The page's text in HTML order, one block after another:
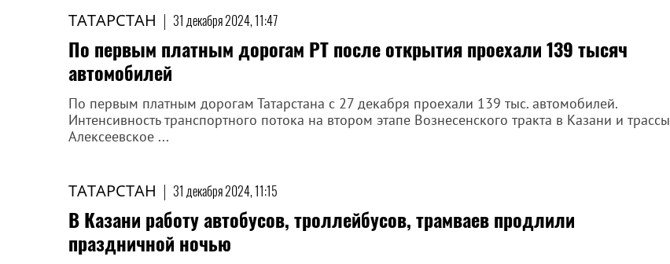
ТАТАРСТАН | 31 декабря 2024, 11:47
По первым платным дорогам РТ после открытия проехали 139 тысяч
автомобилей
По первым платным дорогам Татарстана с 27 декабря проехали 139 тыс. автомобилей.
Интенсивность транспортного потока на втором этапе Вознесенского тракта в Казани и трассы
Алексеевское ...
ТАТАРСТАН | 31 декабря 2024, 11:15
В Казани работу автобусов, троллейбусов, трамваев продлили
праздничной ночью